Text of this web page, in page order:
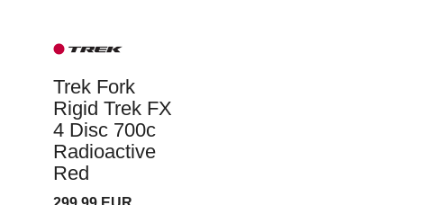
Trek Fork
Rigid Trek FX
4 Disc 700c
Radioactive
Red